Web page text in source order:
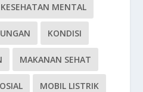
KESEHATAN MENTAL
KONDISI
MAKANAN SEHAT
MOBIL LISTRIK